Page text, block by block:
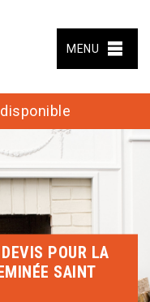
MENU
POUR LA
SAINT